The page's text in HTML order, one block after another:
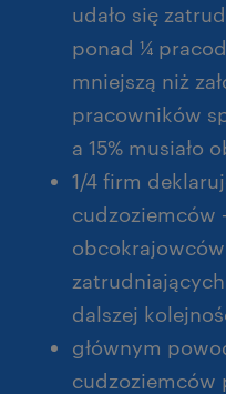
udało się
ponad ¼
mniejszą niż
pracowników
a 15% musiało
1/4 firm
cudzoziemców
dalszej
głównym
cudzoziemców